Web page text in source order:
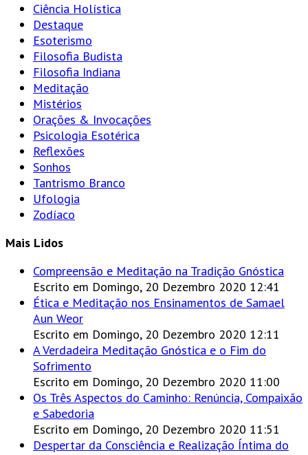
Ciência Holística
Destaque
Esoterismo
Filosofia Budista
Filosofia Indiana
Meditação
Mistérios
Orações & Invocações
Psicologia Esotérica
Reflexões
Sonhos
Tantrismo Branco
Ufologia
Zodíaco
Mais Lidos
Compreensão e Meditação na Tradição Gnóstica
Escrito em Domingo, 20 Dezembro 2020 12:41
Ética e Meditação nos Ensinamentos de Samael
Aun Weor
Escrito em Domingo, 20 Dezembro 2020 12:11
A Verdadeira Meditação Gnóstica e o Fim do
Sofrimento
Escrito em Domingo, 20 Dezembro 2020 11:00
Os Três Aspectos do Caminho: Renúncia, Compaixão
e Sabedoria
Escrito em Domingo, 20 Dezembro 2020 11:51
Despertar da Consciência e Realização Íntima do